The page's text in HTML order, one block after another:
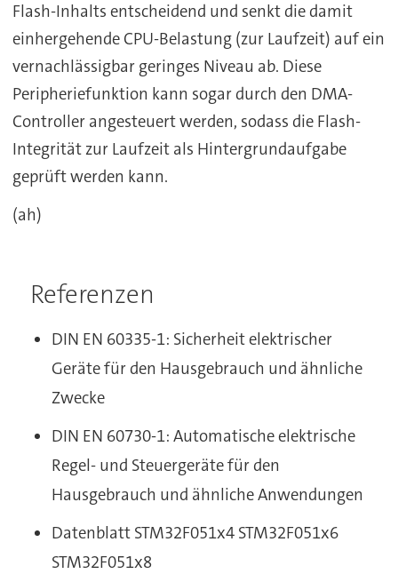
Flash-Inhalts entscheidend und senkt die damit
einhergehende CPU-Belastung (zur Laufzeit) auf ein
vernachlässigbar geringes Niveau ab. Diese
Peripheriefunktion kann sogar durch den DMA-
Controller angesteuert werden, sodass die Flash-
Integrität zur Laufzeit als Hintergrundaufgabe
geprüft werden kann.
(ah)
Referenzen
DIN EN 60335-1: Sicherheit elektrischer
Geräte für den Hausgebrauch und ähnliche
Zwecke
DIN EN 60730-1: Automatische elektrische
Regel- und Steuergeräte für den
Hausgebrauch und ähnliche Anwendungen
Datenblatt STM32F051x4 STM32F051x6
STM32F051x8